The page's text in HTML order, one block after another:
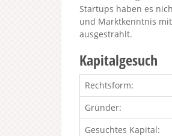
Startups haben es
und Marktkenntnis
ausgestrahlt.
Kapitalgesuch
Rechtsform:
Gründer:
Gesuchtes Kapital: